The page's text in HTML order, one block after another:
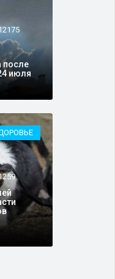
после
июля